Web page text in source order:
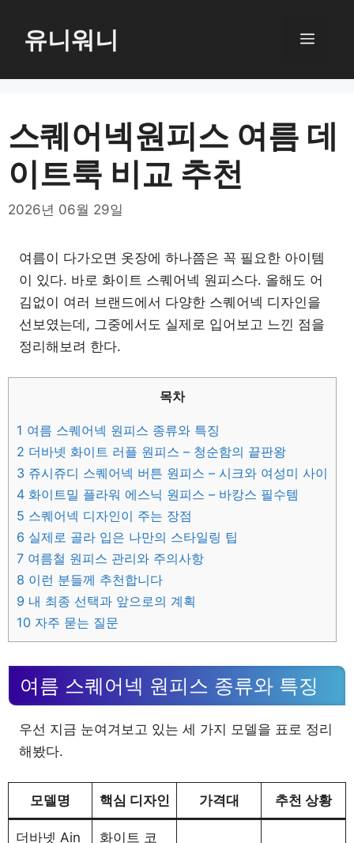
로
뛰
기
유니워니 메
스퀘어넥원피스 여름 데
이트룩 비교 추천
2026년 06월 29일
여름이 다가오면 옷장에 하나쯤은 꼭 필요한 아이템
이 있다. 바로 화이트 스퀘어넥 원피스다. 올해도 어
김없이 여러 브랜드에서 다양한 스퀘어넥 디자인을
선보였는데, 그중에서도 실제로 입어보고 느낀 점을
정리해보려 한다.
목차
1 여름 스퀘어넥 원피스 종류와 특징
2 더바넷 화이트 러플 원피스 – 청순함의 끝판왕
3 쥬시쥬디 스퀘어넥 버튼 원피스 – 시크와 여성미 사이
4 화이트밀 플라워 에스닉 원피스 – 바캉스 필수템
5 스퀘어넥 디자인이 주는 장점
6 실제로 골라 입은 나만의 스타일링 팁
7 여름철 원피스 관리와 주의사항
8 이런 분들께 추천합니다
9 내 최종 선택과 앞으로의 계획
10 자주 묻는 질문
여름 스퀘어넥 원피스 종류와 특징
우선 지금 눈여겨보고 있는 세 가지 모델을 표로 정리
해봤다.
모델명 핵심 디자인 가격대 추천 상황
더바넷 Ain
화이트 코